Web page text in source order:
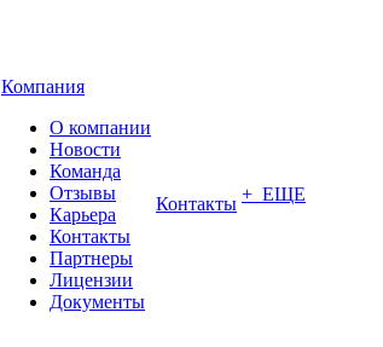
Компания
О компании
Новости
Команда
Отзывы
Карьера
Контакты
Партнеры
Лицензии
Документы
Контакты + ЕЩЕ